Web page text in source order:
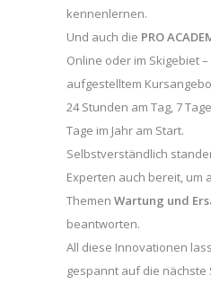
kennenlernen.
Und auch die PRO
Online oder im Skigebiet
aufgestelltem
24 Stunden am Tag, 7
Tage im Jahr am Start.
Selbstverständlich
Experten auch bereit, um
Themen Wartung und
beantworten.
All diese Innovationen
gespannt auf die nächste